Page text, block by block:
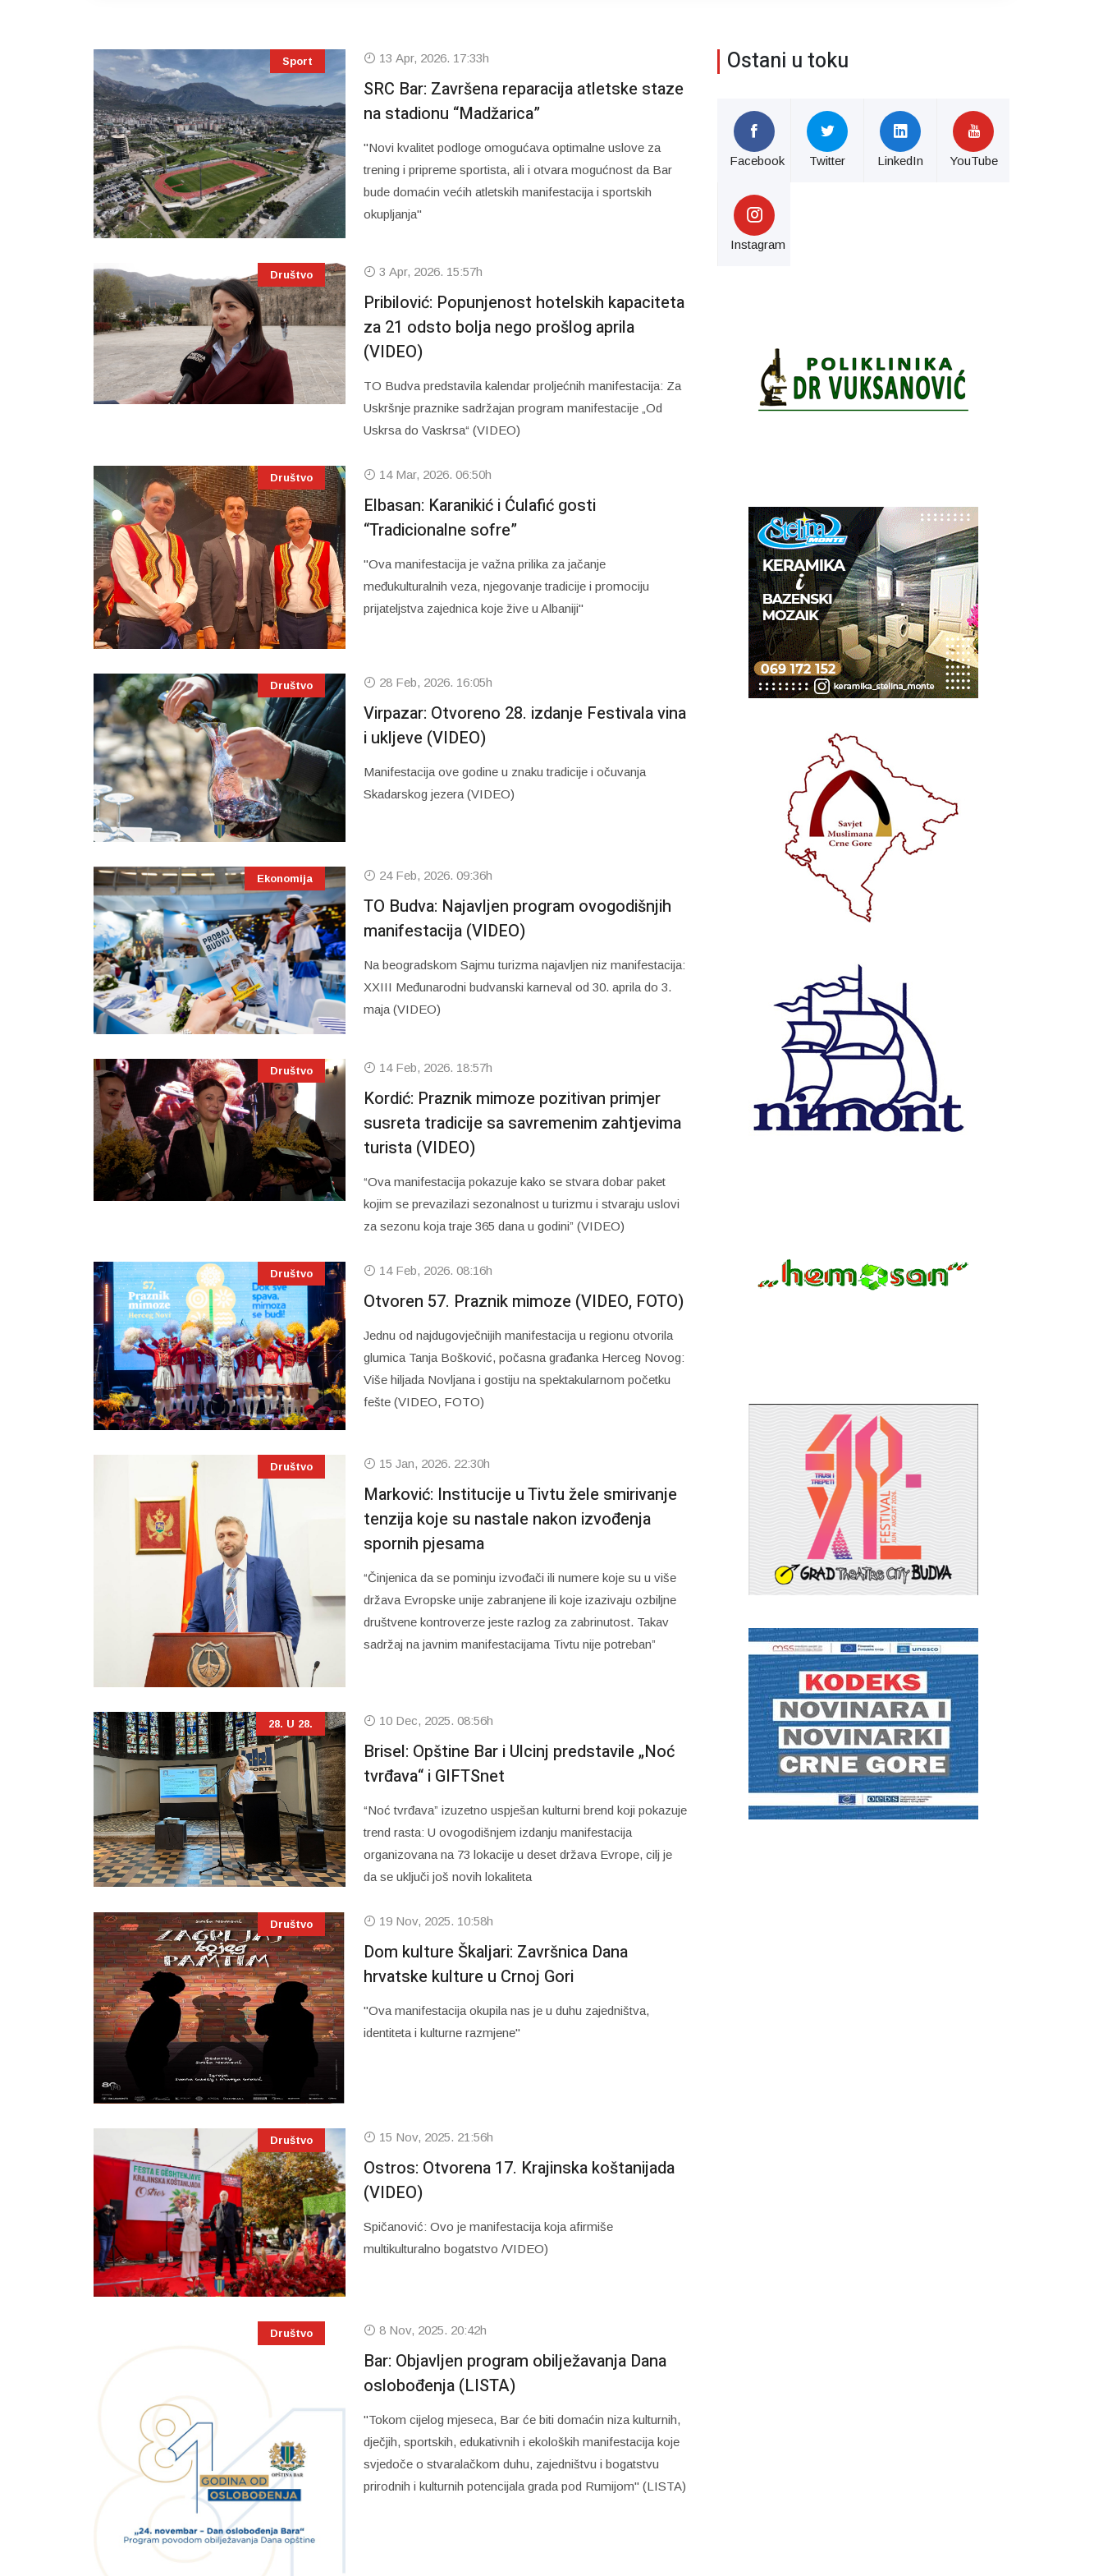
Sport 13 Apr, 2026. 17:33h
SRC Bar: Završena reparacija atletske staze
na stadionu “Madžarica”
"Novi kvalitet podloge omogućava optimalne uslove za
trening i pripreme sportista, ali i otvara mogućnost da Bar
bude domaćin većih atletskih manifestacija i sportskih
okupljanja"
Društvo 3 Apr, 2026. 15:57h
Pribilović: Popunjenost hotelskih kapaciteta
za 21 odsto bolja nego prošlog aprila
(VIDEO)
TO Budva predstavila kalendar proljećnih manifestacija: Za
Uskršnje praznike sadržajan program manifestacije „Od
Uskrsa do Vaskrsa“ (VIDEO)
Društvo 14 Mar, 2026. 06:50h
Elbasan: Karanikić i Ćulafić gosti
“Tradicionalne sofre”
"Ova manifestacija je važna prilika za jačanje
međukulturalnih veza, njegovanje tradicije i promociju
prijateljstva zajednica koje žive u Albaniji"
Društvo 28 Feb, 2026. 16:05h
Virpazar: Otvoreno 28. izdanje Festivala vina
i ukljeve (VIDEO)
Manifestacija ove godine u znaku tradicije i očuvanja
Skadarskog jezera (VIDEO)
Ekonomija 24 Feb, 2026. 09:36h
TO Budva: Najavljen program ovogodišnjih
manifestacija (VIDEO)
Na beogradskom Sajmu turizma najavljen niz manifestacija:
XXIII Međunarodni budvanski karneval od 30. aprila do 3.
maja (VIDEO)
Društvo 14 Feb, 2026. 18:57h
Kordić: Praznik mimoze pozitivan primjer
susreta tradicije sa savremenim zahtjevima
turista (VIDEO)
“Ova manifestacija pokazuje kako se stvara dobar paket
kojim se prevazilazi sezonalnost u turizmu i stvaraju uslovi
za sezonu koja traje 365 dana u godini” (VIDEO)
Društvo 14 Feb, 2026. 08:16h
Otvoren 57. Praznik mimoze (VIDEO, FOTO)
Jednu od najdugovječnijih manifestacija u regionu otvorila
glumica Tanja Bošković, počasna građanka Herceg Novog:
Više hiljada Novljana i gostiju na spektakularnom početku
fešte (VIDEO, FOTO)
Društvo 15 Jan, 2026. 22:30h
Marković: Institucije u Tivtu žele smirivanje
tenzija koje su nastale nakon izvođenja
spornih pjesama
“Činjenica da se pominju izvođači ili numere koje su u više
država Evropske unije zabranjene ili koje izazivaju ozbiljne
društvene kontroverze jeste razlog za zabrinutost. Takav
sadržaj na javnim manifestacijama Tivtu nije potreban”
28. U 28. 10 Dec, 2025. 08:56h
Brisel: Opštine Bar i Ulcinj predstavile „Noć
tvrđava“ i GIFTSnet
“Noć tvrđava” izuzetno uspješan kulturni brend koji pokazuje
trend rasta: U ovogodišnjem izdanju manifestacija
organizovana na 73 lokacije u deset država Evrope, cilj je
da se uključi još novih lokaliteta
Društvo 19 Nov, 2025. 10:58h
Dom kulture Škaljari: Završnica Dana
hrvatske kulture u Crnoj Gori
"Ova manifestacija okupila nas je u duhu zajedništva,
identiteta i kulturne razmjene"
Društvo 15 Nov, 2025. 21:56h
Ostros: Otvorena 17. Krajinska koštanijada
(VIDEO)
Spičanović: Ovo je manifestacija koja afirmiše
multikulturalno bogatstvo /VIDEO)
Društvo 8 Nov, 2025. 20:42h
Bar: Objavljen program obilježavanja Dana
oslobođenja (LISTA)
"Tokom cijelog mjeseca, Bar će biti domaćin niza kulturnih,
dječjih, sportskih, edukativnih i ekoloških manifestacija koje
svjedoče o stvaralačkom duhu, zajedništvu i bogatstvu
prirodnih i kulturnih potencijala grada pod Rumijom" (LISTA)
Ostani u toku
Facebook Twitter LinkedIn YouTube
Instagram